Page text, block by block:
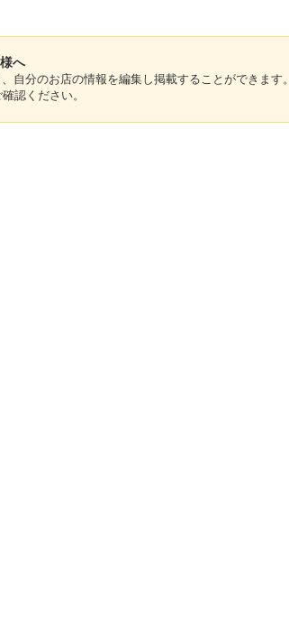
へ
自分のお店の情報を編集し掲載することができます。
認ください。